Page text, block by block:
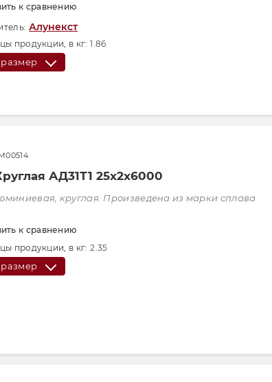
к сравнению
Алунекст
продукции, в кг: 1.86
размер
АД31Т1 25х2х6000
круглая. Произведена из марки сплава
к сравнению
продукции, в кг: 2.35
размер